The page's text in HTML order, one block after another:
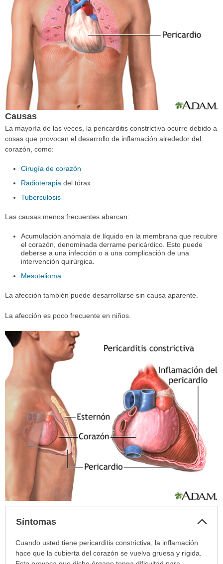
Causas
La mayoría de las veces, la pericarditis constrictiva ocurre debido a
cosas que provocan el desarrollo de inflamación alrededor del
corazón, como:
Cirugía de corazón
Radioterapia del tórax
Tuberculosis
Las causas menos frecuentes abarcan:
Acumulación anómala de líquido en la membrana que recubre
el corazón, denominada derrame pericárdico. Esto puede
deberse a una infección o a una complicación de una
intervención quirúrgica.
Mesotelioma
La afección también puede desarrollarse sin causa aparente.
La afección es poco frecuente en niños.
Síntomas
Síntomas
Cuando usted tiene pericarditis constrictiva, la inflamación
hace que la cubierta del corazón se vuelva gruesa y rígida.